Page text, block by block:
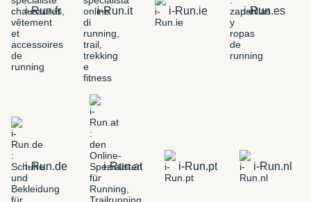
i-Run.fr i-Run.it i-Run.ie i-Run.es
i-Run.de i-Run.at i-Run.pt i-Run.nl